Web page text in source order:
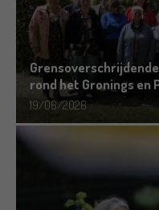
rond het Gronings en
19/06/2026